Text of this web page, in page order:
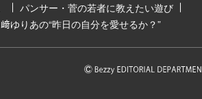
パンサー・菅の若者に教えたい遊び
ゆりあの“昨日の自分を愛せるか？”